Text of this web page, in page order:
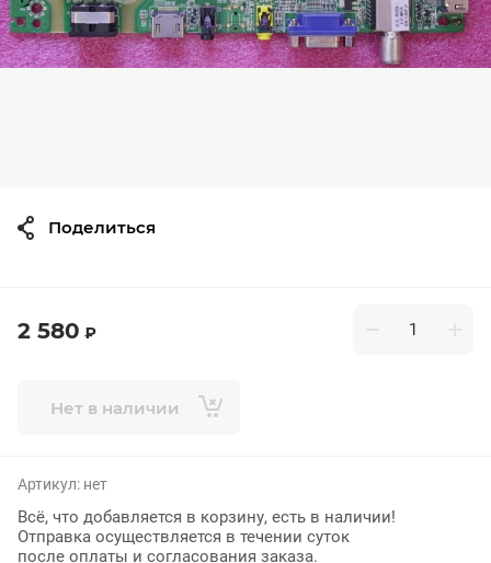
2 580 ₽
Нет в наличии
Артикул: нет
Всё, что добавляется в корзину, есть в наличии!
Отправка осуществляется в течении суток
после оплаты и согласования заказа.
Поделиться